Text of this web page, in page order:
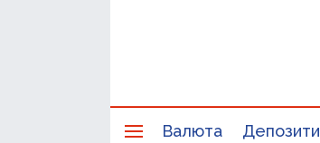
Валюта Депозити